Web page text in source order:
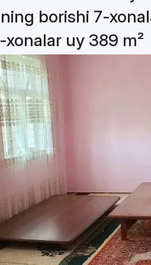
borishi 7-
xonalar uy 389 m²